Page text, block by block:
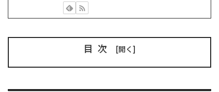
目次